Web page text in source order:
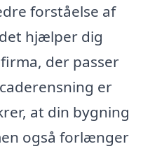
forståelse af
hjælper dig
der passer
er
at din bygning
også forlænger